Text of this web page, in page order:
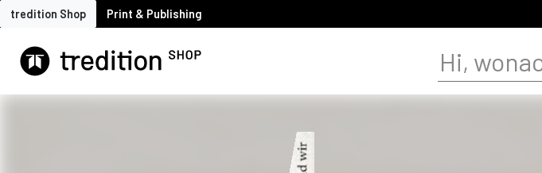
tredition Shop Print & Publishing